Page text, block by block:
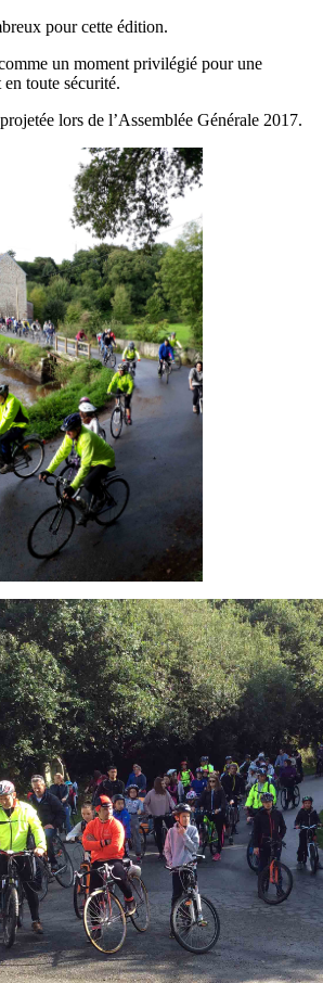
pour cette édition.
un moment privilégié pour une
toute sécurité.
lors de l’Assemblée Générale 2017.